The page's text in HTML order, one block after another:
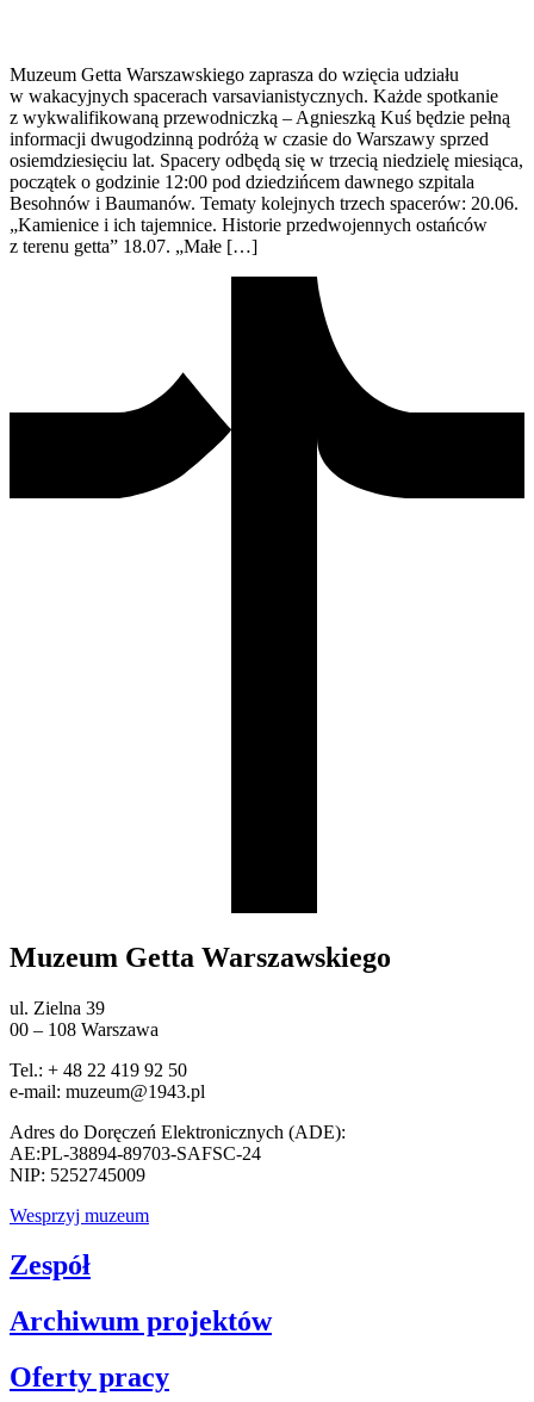
Muzeum Getta Warszawskiego zaprasza do wzięcia udziału
w wakacyjnych spacerach varsavianistycznych. Każde spotkanie
z wykwalifikowaną przewodniczką – Agnieszką Kuś będzie pełną
informacji dwugodzinną podróżą w czasie do Warszawy sprzed
osiemdziesięciu lat. Spacery odbędą się w trzecią niedzielę miesiąca,
początek o godzinie 12:00 pod dziedzińcem dawnego szpitala
Besohnów i Baumanów. Tematy kolejnych trzech spacerów: 20.06.
„Kamienice i ich tajemnice. Historie przedwojennych ostańców
z terenu getta” 18.07. „Małe […]
Muzeum Getta Warszawskiego
ul. Zielna 39
00 – 108 Warszawa
Tel.: + 48 22 419 92 50
e-mail: muzeum@1943.pl
Adres do Doręczeń Elektronicznych (ADE):
AE:PL-38894-89703-SAFSC-24
NIP: 5252745009
Wesprzyj muzeum
Zespół
Archiwum projektów
Oferty pracy